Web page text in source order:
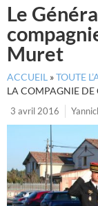
Le
Muret
ACCUEIL »TOUTE
LA COMPAGNIE DE
3 avril 2016